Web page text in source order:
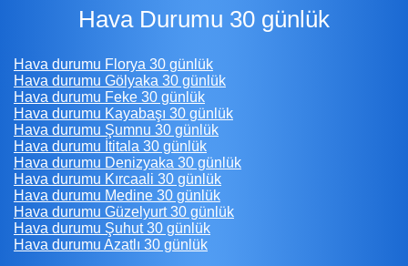
Hava Durumu 30 günlük
Hava durumu Florya 30 günlük
Hava durumu Gölyaka 30 günlük
Hava durumu Feke 30 günlük
Hava durumu Kayabaşı 30 günlük
Hava durumu Şumnu 30 günlük
Hava durumu İtitala 30 günlük
Hava durumu Denizyaka 30 günlük
Hava durumu Kırcaali 30 günlük
Hava durumu Medine 30 günlük
Hava durumu Güzelyurt 30 günlük
Hava durumu Şuhut 30 günlük
Hava durumu Azatlı 30 günlük